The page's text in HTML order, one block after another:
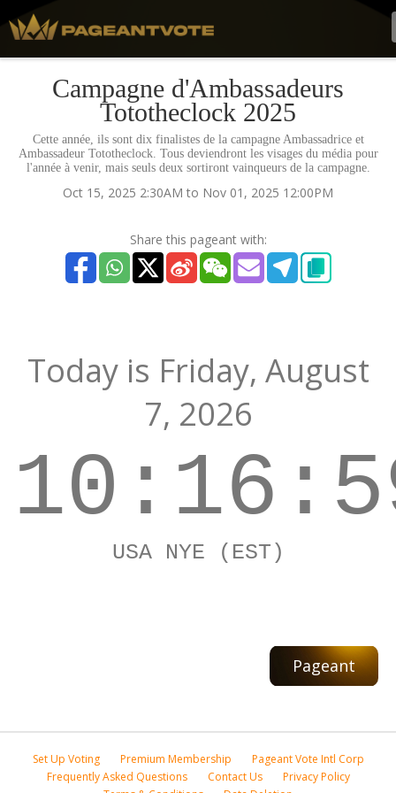
Campagne d'Ambassadeurs
Tototheclock 2025
Cette année, ils sont dix finalistes de la campagne Ambassadrice et
Ambassadeur Tototheclock. Tous deviendront les visages du média pour
l'année à venir, mais seuls deux sortiront vainqueurs de la campagne.
Oct 15, 2025 2:30AM to Nov 01, 2025 12:00PM
Share this pageant with:
Today is Friday, August
7, 2026
USA NYE (EST)
Pageant
Set Up Voting Premium Membership
Pageant Vote Intl Corp
Frequently Asked Questions
Contact Us
Privacy Policy